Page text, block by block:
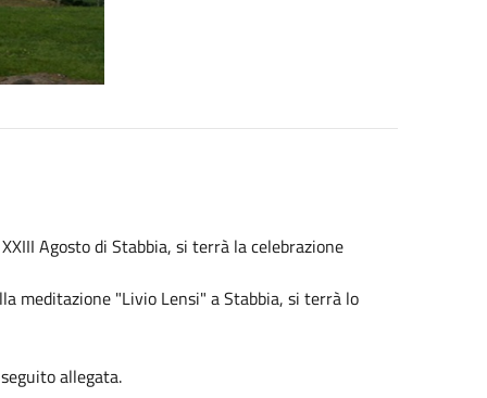
Agosto di Stabbia, si terrà la celebrazione
meditazione "Livio Lensi" a Stabbia, si terrà lo
allegata.